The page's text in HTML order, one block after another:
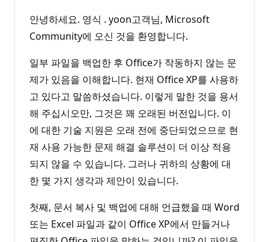
안녕하세요. 영식 . yoon고객님, Microsoft
Community에 오신 것을 환영합니다.
일부 파일을 백업한 후 Office가 작동하지 않는 문
제가 있음을 이해합니다. 현재 Office XP를 사용하
고 있다고 말씀하셨습니다. 이렇게 말한 것을 용서
해 주십시오만, 그것은 꽤 오래된 버전입니다. 이
에 대한 기술 지원은 오래 전에 중단되었으므로 현
재 사용 가능한 문제 해결 솔루션이 더 이상 적용
되지 않을 수 있습니다. 그러나 귀하의 상황에 대
한 몇 가지 생각과 제안이 있습니다.
첫째, 문서 복사 및 백업에 대해 언급했을 때 Word
또는 Excel 파일과 같이 Office XP에서 만들거나